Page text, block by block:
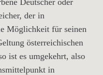
Deutscher oder
der in
Möglichkeit für seinen
österreichischen
ist es umgekehrt, also
in